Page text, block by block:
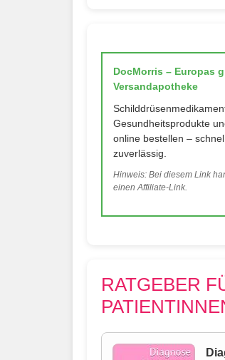
DocMorris – Europas
Versandapotheke
Gesundheitsprodukte
online bestellen –
zuverlässig.
Hinweis: Bei diesem Link
einen Affiliate-Link.
RATGEBER